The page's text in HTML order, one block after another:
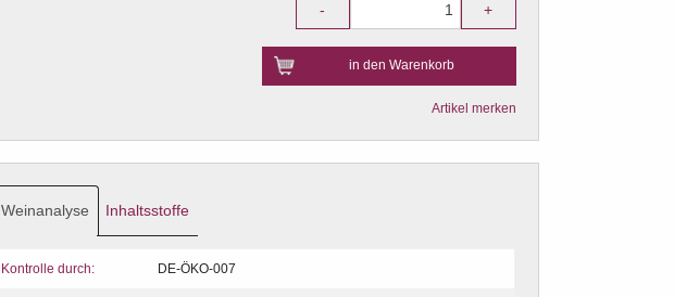
- +
in den Warenkorb
Artikel merken
Weinanalyse Inhaltsstoffe
Kontrolle durch: DE-ÖKO-007